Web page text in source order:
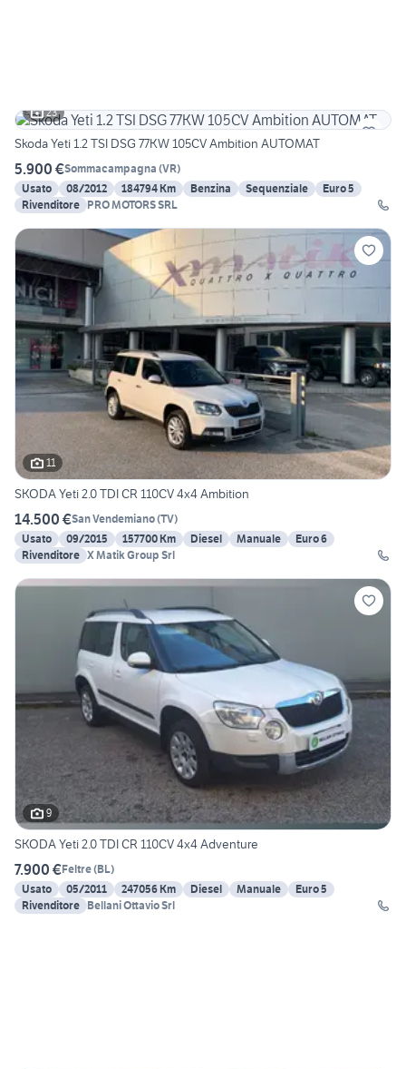
23
Skoda Yeti 1.2 TSI DSG 77KW 105CV Ambition AUTOMAT
5.900 €Sommacampagna (VR)
Usato
08/2012 184794 Km Benzina Sequenziale
Euro 5
Rivenditore PRO MOTORS SRL
11
SKODA Yeti 2.0 TDI CR 110CV 4x4 Ambition
14.500 €San Vendemiano(TV)
Usato
09/2015 157700 Km Diesel Manuale
Euro 6
Rivenditore X Matik Group Srl
9
SKODA Yeti 2.0 TDI CR 110CV 4x4 Adventure
7.900 €Feltre(BL)
Usato
05/2011 247056 Km Diesel Manuale
Euro 5
Rivenditore Bellani Ottavio Srl